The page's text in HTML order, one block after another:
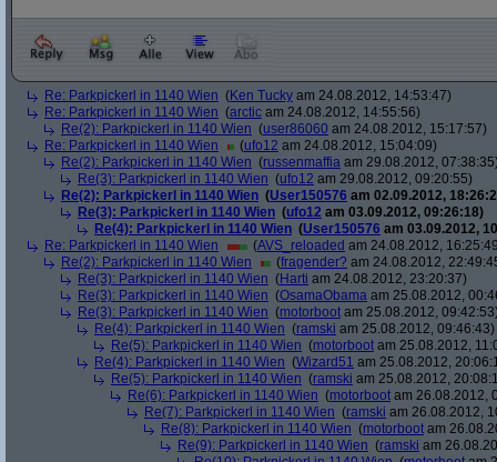
Re: Parkpickerl in 1140 Wien (Ken Tucky am 24.08.2012, 14:53:47)
Re: Parkpickerl in 1140 Wien (arctic am 24.08.2012, 14:55:56)
Re(2): Parkpickerl in 1140 Wien (user86060 am 24.08.2012, 15:17:57)
Re: Parkpickerl in 1140 Wien
(ufo12 am 24.08.2012, 15:04:09)
Re(2): Parkpickerl in 1140 Wien (russenmaffia am 29.08.2012,
Re(3): Parkpickerl in 1140 Wien (ufo12 am 29.08.2012, 09:20:55)
Re(2): Parkpickerl in 1140 Wien (User150576 am 02.09.2012,
Re(3): Parkpickerl in 1140 Wien (ufo12 am 03.09.2012, 09:26:18)
Re(4): Parkpickerl in 1140 Wien (User150576 am 03.09.2012,
Re: Parkpickerl in 1140 Wien
(AVS_reloaded am 24.08.2012,
Re(2): Parkpickerl in 1140 Wien
(fragender? am 24.08.2012,
Re(3): Parkpickerl in 1140 Wien (Harti am 24.08.2012, 23:20:37)
Re(3): Parkpickerl in 1140 Wien (OsamaObama am 25.08.2012,
Re(3): Parkpickerl in 1140 Wien (motorboot am 25.08.2012,
Re(4): Parkpickerl in 1140 Wien (ramski am 25.08.2012, 09:46:43)
Re(5): Parkpickerl in 1140 Wien (motorboot am 25.08.2012,
Re(4): Parkpickerl in 1140 Wien (Wizard51 am 25.08.2012,
Re(5): Parkpickerl in 1140 Wien (ramski am 25.08.2012,
Re(6): Parkpickerl in 1140 Wien (motorboot am 26.08.2012,
Re(7): Parkpickerl in 1140 Wien (ramski am 26.08.2012,
Re(8): Parkpickerl in 1140 Wien (motorboot am
Re(9): Parkpickerl in 1140 Wien (ramski am